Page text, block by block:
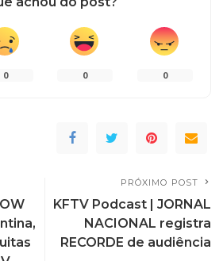
0 0 0
PRÓXIMO POST
KFTV Podcast | JORNAL
NACIONAL registra
RECORDE de audiência